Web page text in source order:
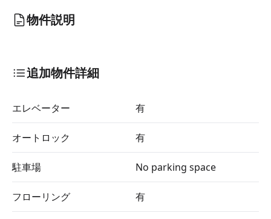
物件説明
追加物件詳細
エレベーター 有
オートロック 有
駐車場 No parking space
フローリング 有